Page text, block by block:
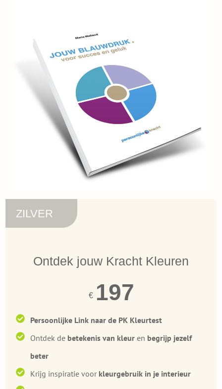
ZILVER
Ontdek jouw Kracht Kleuren
€ 197
Persoonlijke Link naar de PK Kleurtest
Ontdek de betekenis van kleur en begrijp jezelf
beter
Krijg inspiratie voor kleurgebruik in je interieur